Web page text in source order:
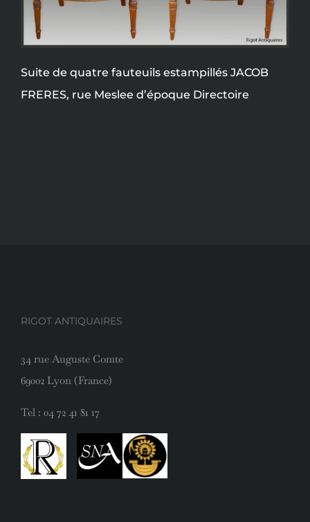
Suite de quatre fauteuils estampillés JACOB
FRERES, rue Meslee d’époque Directoire
RIGOT ANTIQUAIRES
34 rue Auguste Comte
69002 Lyon (France)
Tel : 04 72 41 81 17